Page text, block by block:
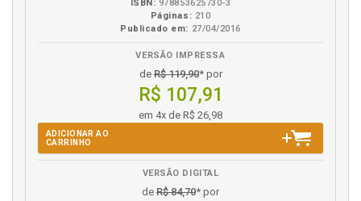
ISBN: 978853625730-3
Páginas: 210
Publicado em: 27/04/2016
VERSÃO IMPRESSA
deR$ 119,90* por
R$ 107,91
em 4x de R$ 26,98
ADICIONAR AO
CARRINHO
VERSÃO DIGITAL
de R$ 84,70* por